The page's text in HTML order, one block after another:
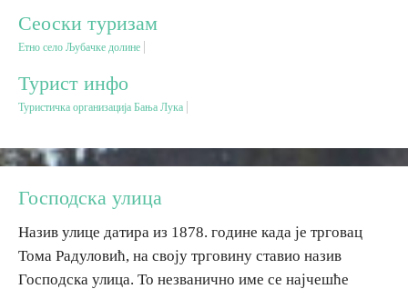
Списак дестинација
Мапа дестинација
Смјештај
Мултимедија
Фото
Сеоски туризам
Етно село Љубачке долине
Турист инфо
Туристичка организација Бања Лука
Господска улица
Назив улице датира из 1878. године када је трговац
Тома Радуловић, на своју трговину ставио назив
Господска улица. То незванично име се најчешће